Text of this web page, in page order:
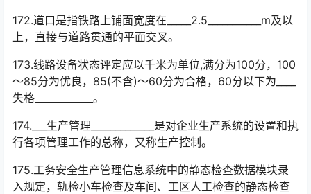
172.道口是指铁路上铺面宽度在_____2.5___________m及以
上，直接与道路贯通的平面交叉。
173.线路设备状态评定应以千米为单位,满分为100分，100
～85分为优良，85(不含)～60分为合格，60分以下为____
失格____________。
174.___生产管理_____________是对企业生产系统的设置和执
行各项管理工作的总称，又称生产控制。
175.工务安全生产管理信息系统中的静态检查数据模块录
入规定，轨检小车检查及车间、工区人工检查的静态检查